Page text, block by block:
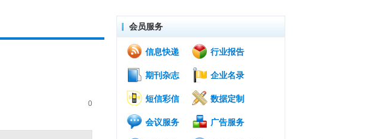
0
会员服务
信息快递 行业报告
期刊杂志 企业名录
短信彩信 数据定制
会议服务 广告服务